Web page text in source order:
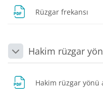
Rüzgar frekansı
DaraltHakim rüzgar
Hakim rüzgar yönü